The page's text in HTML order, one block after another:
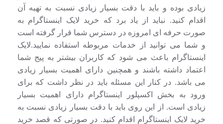
زیادی بوده و باید با دقت بسیار زیادی نسبت به تهیه آن
اقدام کنید. نباید از یاد برد که خرید لایک اینستاگرام به
صورت حرفه ای امروزه در دسترس شما قرار گرفته است
و شما می توانید از خدمات مربوطه استفاده نمایید.لایک
اینستاگرام باعث می شود که کاربران بیشتر به پیج شما
اعتماد داشته باشند و همچنین دارای اهمیت بسیار زیادی
می باشد. در کنار این مسئله باید در نظر داشت که برای
ورود به بخش اکسپلور اینستاگرام دارای اهمیت بسیار
زیادی است. از این روی باید با دقت بسیار زیادی نسبت به
خرید لایک اینستاگرام اقدام کنید. در صورتی که قصد خرید